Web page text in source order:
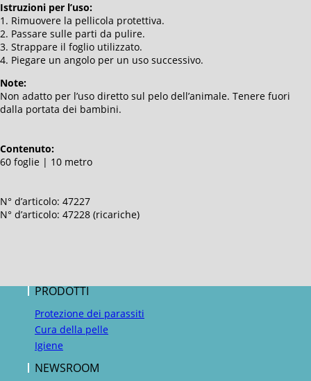
Istruzioni per l’uso:
1. Rimuovere la pellicola protettiva.
2. Passare sulle parti da pulire.
3. Strappare il foglio utilizzato.
4. Piegare un angolo per un uso successivo.
Note:
Non adatto per l’uso diretto sul pelo dell’animale. Tenere fuori
dalla portata dei bambini.
Contenuto:
60 foglie | 10 metro
N° d’articolo: 47227
N° d’articolo: 47228 (ricariche)
PRODOTTI
Protezione dei parassiti
Cura della pelle
Igiene
NEWSROOM